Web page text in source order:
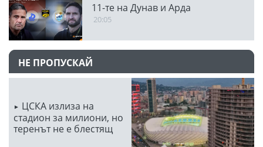
11-те на Дунав и Арда
20:05
НЕ ПРОПУСКАЙ
ЦСКА излиза на
стадион за милиони, но
теренът не е блестящ